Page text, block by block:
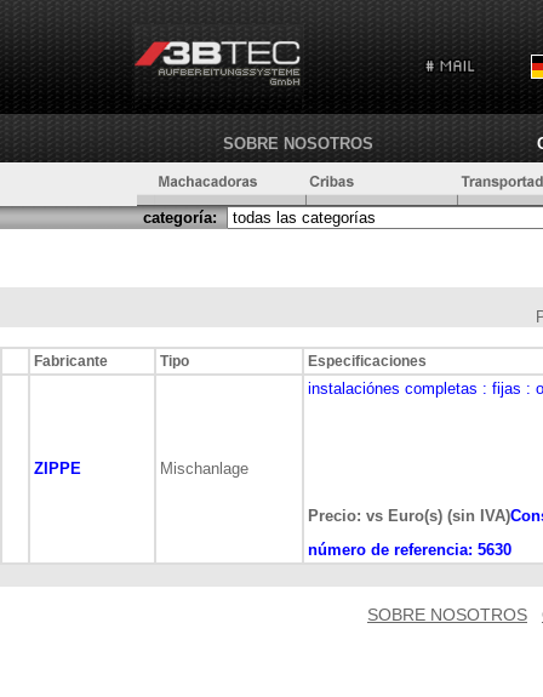
SOBRE NOSOTROS
categoría:
Fabricante Tipo Especificaciones
ZIPPE Mischanlage
instalaciónes completas : fijas :
Precio: vs Euro(s) (sin IVA)
número de referencia: 5630
SOBRE NOSOTROS